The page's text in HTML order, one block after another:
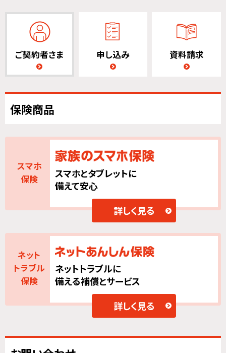
ご契約者さま 申し込み 資料請求
保険商品
スマホ
保険
スマホとタブレットに
備えて安心
詳しく見る
ネット
トラブル
保険
ネットトラブルに
備える補償とサービス
詳しく見る